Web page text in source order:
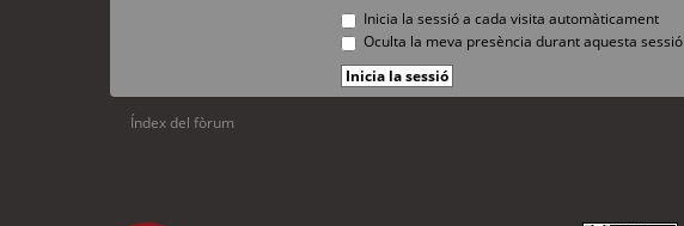
Inicia la sessió a cada visita automàticament
Oculta la meva presència durant aquesta sessió
Índex del fòrum